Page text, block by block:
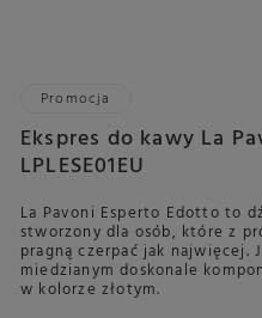
Promocja
Ekspres do kawy La
LPLESE01EU
La Pavoni Esperto Edotto to
stworzony dla osób, które z
pragną czerpać jak najwięcej.
miedzianym doskonale
w kolorze złotym.